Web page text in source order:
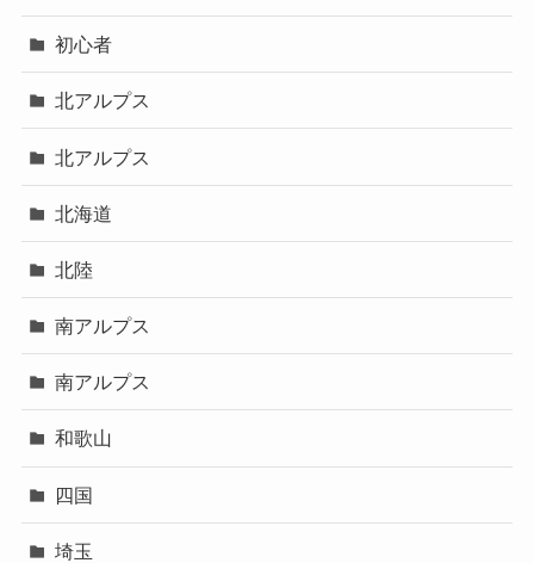
初心者
北アルプス
北アルプス
北海道
北陸
南アルプス
南アルプス
和歌山
四国
埼玉